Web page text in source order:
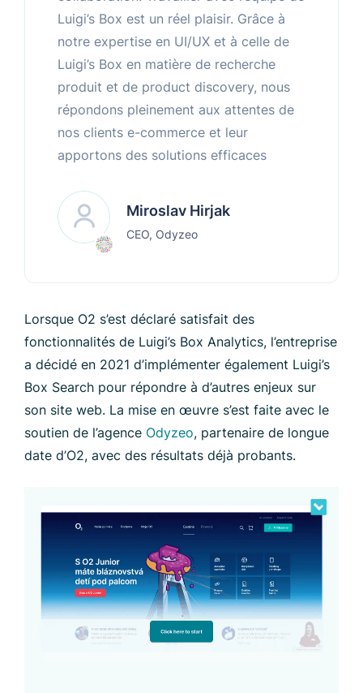
Luigi’s Box est un réel plaisir. Grâce à
notre expertise en UI/UX et à celle de
Luigi’s Box en matière de recherche
produit et de product discovery, nous
répondons pleinement aux attentes de
nos clients e-commerce et leur
apportons des solutions efficaces
Miroslav Hirjak
CEO, Odyzeo
Lorsque O2 s’est déclaré satisfait des
fonctionnalités de Luigi’s Box Analytics, l’entreprise
a décidé en 2021 d’implémenter également Luigi’s
Box Search pour répondre à d’autres enjeux sur
son site web. La mise en œuvre s’est faite avec le
soutien de l’agence Odyzeo, partenaire de longue
date d’O2, avec des résultats déjà probants.